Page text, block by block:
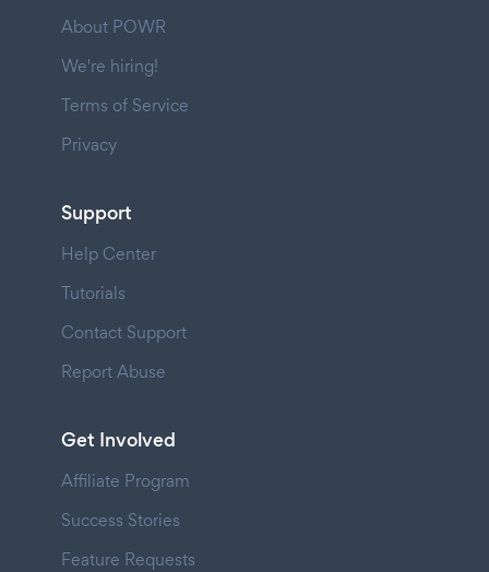
About POWR
We're hiring!
Terms of Service
Privacy
Support
Help Center
Tutorials
Contact Support
Report Abuse
Get Involved
Affiliate Program
Success Stories
Feature Requests